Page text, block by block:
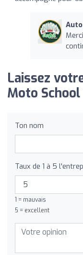
Laissez
Moto
Ton nom
Taux de 1 à 5
1 = mauvais
5 = excellent